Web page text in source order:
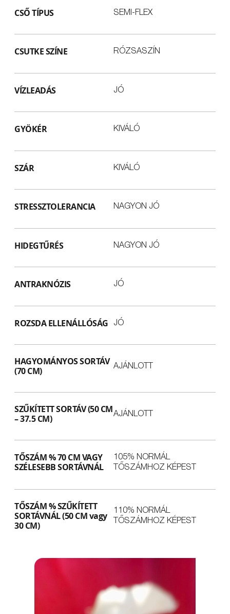
CSŐ TÍPUS SEMI-FLEX
CSUTKE SZÍNE RÓZSASZÍN
VÍZLEADÁS JÓ
GYÖKÉR KIVÁLÓ
SZÁR KIVÁLÓ
STRESSZTOLERANCIA NAGYON JÓ
HIDEGTŰRÉS NAGYON JÓ
ANTRAKNÓZIS JÓ
ROZSDA ELLENÁLLÓSÁG JÓ
HAGYOMÁNYOS SORTÁV
(70 CM)
AJÁNLOTT
SZŰKÍTETT SORTÁV (50 CM
– 37.5 CM)
AJÁNLOTT
TŐSZÁM % 70 CM VAGY
SZÉLESEBB SORTÁVNÁL
105% NORMÁL
TŐSZÁMHOZ KÉPEST
TŐSZÁM % SZŰKÍTETT
SORTÁVNÁL (50 CM vagy
30 CM)
110% NORMÁL
TŐSZÁMHOZ KÉPEST